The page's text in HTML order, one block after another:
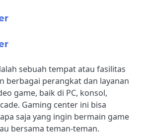
sebuah tempat atau fasilitas
berbagai perangkat dan layanan
game, baik di PC, konsol,
Gaming center ini bisa
saja yang ingin bermain game
bersama teman-teman.